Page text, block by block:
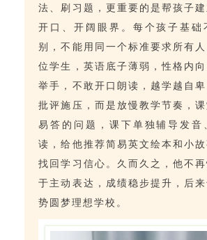
法、刷习题，更重要的是帮孩子
开口、开阔眼界。每个孩子基础
别，不能用同一个标准要求所有
位学生，英语底子薄弱，性格内
举手，不敢开口朗读，越学越自
批评施压，而是放慢教学节奏，
易答的问题，课下单独辅导发音
读，给他推荐简易英文绘本和小
找回学习信心。久而久之，他不
于主动表达，成绩稳步提升，后
势圆梦理想学校。